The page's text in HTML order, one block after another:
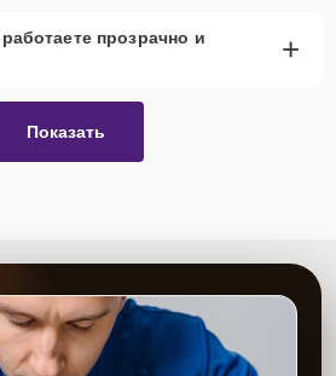
прозрачно и
+
Показать